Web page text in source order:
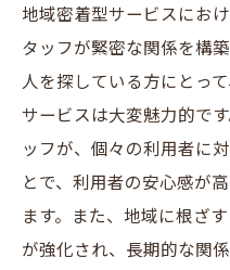
初めての訪問介
資格取得をサポ
未経験から訪問
地域での実践を
資格取得支援が充
を築こう
地域密着型サービスにお
タッフが緊密な関係を構
人を探している方にとっ
サービスは大変魅力的で
ッフが、個々の利用者に
とで、利用者の安心感が
ます。また、地域に根ざ
が強化され、長期的な関